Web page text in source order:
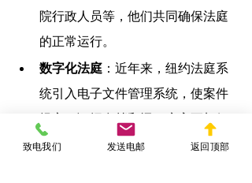
院行政人员等，他们共同确保法庭
的正常运行。
数字化法庭 ：近年来，纽约法庭系
统引入电子文件管理系统，使案件
提交、证据存档和远程庭审更加便
捷，提高了司法效率。
致电我们 发送电邮 返回顶部